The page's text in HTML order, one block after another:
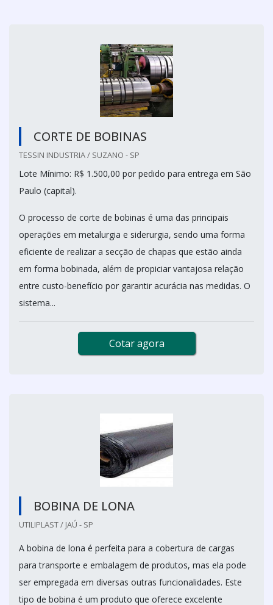
CORTE DE BOBINAS
TESSIN INDUSTRIA / SUZANO - SP
Lote Mínimo: R$ 1.500,00 por pedido para entrega em São
Paulo (capital).
O processo de corte de bobinas é uma das principais
operações em metalurgia e siderurgia, sendo uma forma
eficiente de realizar a secção de chapas que estão ainda
em forma bobinada, além de propiciar vantajosa relação
entre custo-benefício por garantir acurácia nas medidas. O
sistema...
Cotar agora
BOBINA DE LONA
UTILIPLAST / JAÚ - SP
A bobina de lona é perfeita para a cobertura de cargas
para transporte e embalagem de produtos, mas ela pode
ser empregada em diversas outras funcionalidades. Este
tipo de bobina é um produto que oferece excelente